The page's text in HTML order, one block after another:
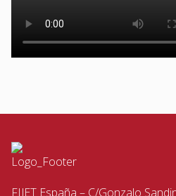
FIJET España – C/Gonzalo